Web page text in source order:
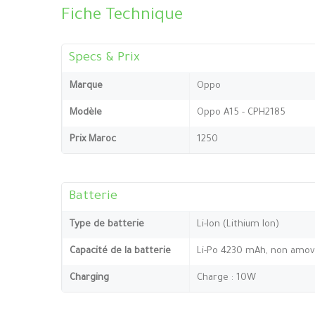
Fiche Technique
Specs & Prix
Marque Oppo
Modèle Oppo A15 - CPH2185
Prix Maroc 1250
Batterie
Type de batterie Li-Ion (Lithium Ion)
Capacité de la batterie Li-Po 4230 mAh, non
Charging Charge : 10W